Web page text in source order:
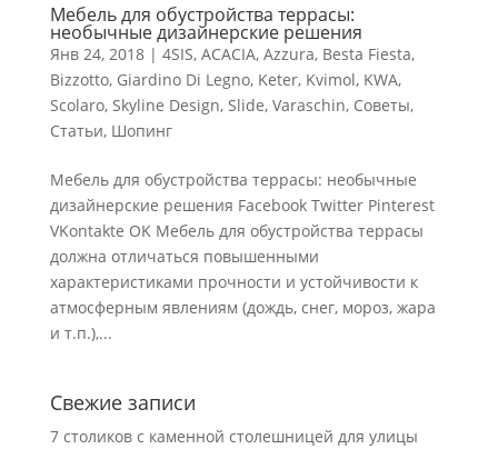
Мебель для обустройства террасы:
необычные дизайнерские решения
Янв 24, 2018| 4SIS, ACACIA, Azzura, Besta Fiesta,
Bizzotto, Giardino Di Legno, Keter, Kvimol, KWA,
Scolaro, Skyline Design, Slide, Varaschin, Советы,
Статьи, Шопинг
Мебель для обустройства террасы: необычные
дизайнерские решения Facebook Twitter Pinterest
VKontakte OK Мебель для обустройства террасы
должна отличаться повышенными
характеристиками прочности и устойчивости к
атмосферным явлениям (дождь, снег, мороз, жара
и т.п.),...
Свежие записи
7 столиков с каменной столешницей для улицы